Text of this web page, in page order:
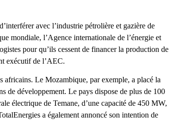
avec l’industrie pétrolière et gazière de
mondiale, l’Agence internationale de l’énergie et
pour qu’ils cessent de financer la production de
exécutif de l’AEC.
africains. Le Mozambique, par exemple, a placé la
de développement. Le pays dispose de plus de 100
électrique de Temane, d’une capacité de 450 MW,
a également annoncé son intention de